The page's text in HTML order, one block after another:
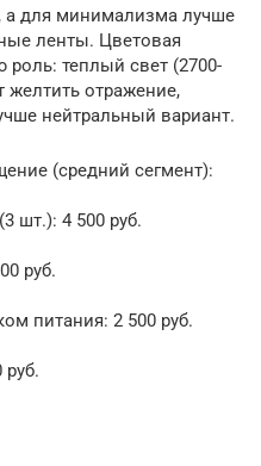
а для минимализма лучше
ленты. Цветовая
роль: теплый свет (2700-
желтить отражение,
нейтральный вариант.
(средний сегмент):
шт.): 4 500 руб.
руб.
питания: 2 500 руб.